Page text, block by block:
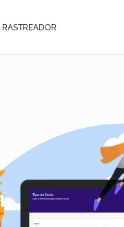
RASTREADOR